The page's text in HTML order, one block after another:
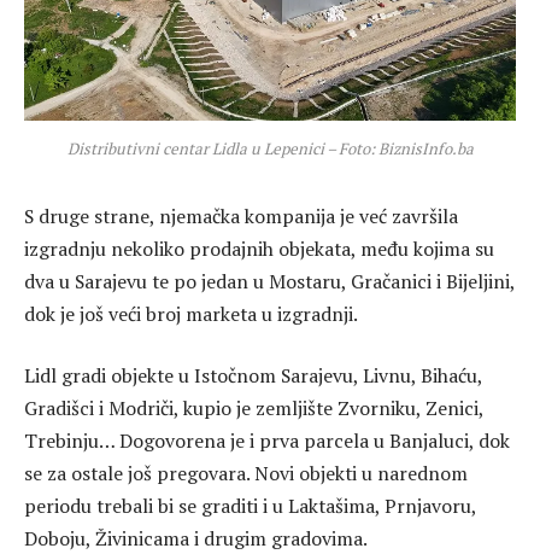
Distributivni centar Lidla u Lepenici – Foto: BiznisInfo.ba
S druge strane, njemačka kompanija je već završila
izgradnju nekoliko prodajnih objekata, među kojima su
dva u Sarajevu te po jedan u Mostaru, Gračanici i Bijeljini,
dok je još veći broj marketa u izgradnji.
Lidl gradi objekte u Istočnom Sarajevu, Livnu, Bihaću,
Gradišci i Modriči, kupio je zemljište Zvorniku, Zenici,
Trebinju… Dogovorena je i prva parcela u Banjaluci, dok
se za ostale još pregovara. Novi objekti u narednom
periodu trebali bi se graditi i u Laktašima, Prnjavoru,
Doboju, Živinicama i drugim gradovima.